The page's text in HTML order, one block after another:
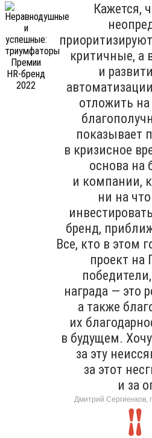
Кажется,
критичные, а
и
отложить
показывает
в кризисное
основа на
и компании,
ни на
бренд,
Все, кто в этом
проект
награда — это
а также
их
в будущем.
за эту
за этот
и за
Дмитрий Сергиенков,